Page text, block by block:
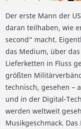
Der erste Mann der
daran teilhaben, wie
second“ macht.
das Medium, über
Lieferketten in Fluss
größten
technisch, gesehen –
und in der Digital-
werden weltweit
Musikgeschmack.